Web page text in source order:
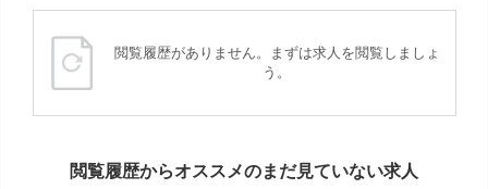
閲覧履歴がありません。まずは求人を閲覧しましょ
う。
閲覧履歴からオススメのまだ見ていない求人